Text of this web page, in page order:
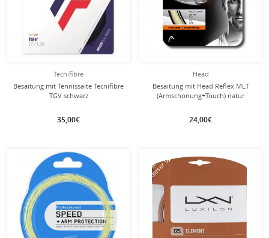
Tecnifibre
Besaitung mit Tennissaite Tecnifibre
TGV schwarz
35,00€
Head
Besaitung mit Head Reflex MLT
(Armschonung+Touch) natur
24,00€
Besaitung
mit dieser Saite Besaitung
mit dieser Saite